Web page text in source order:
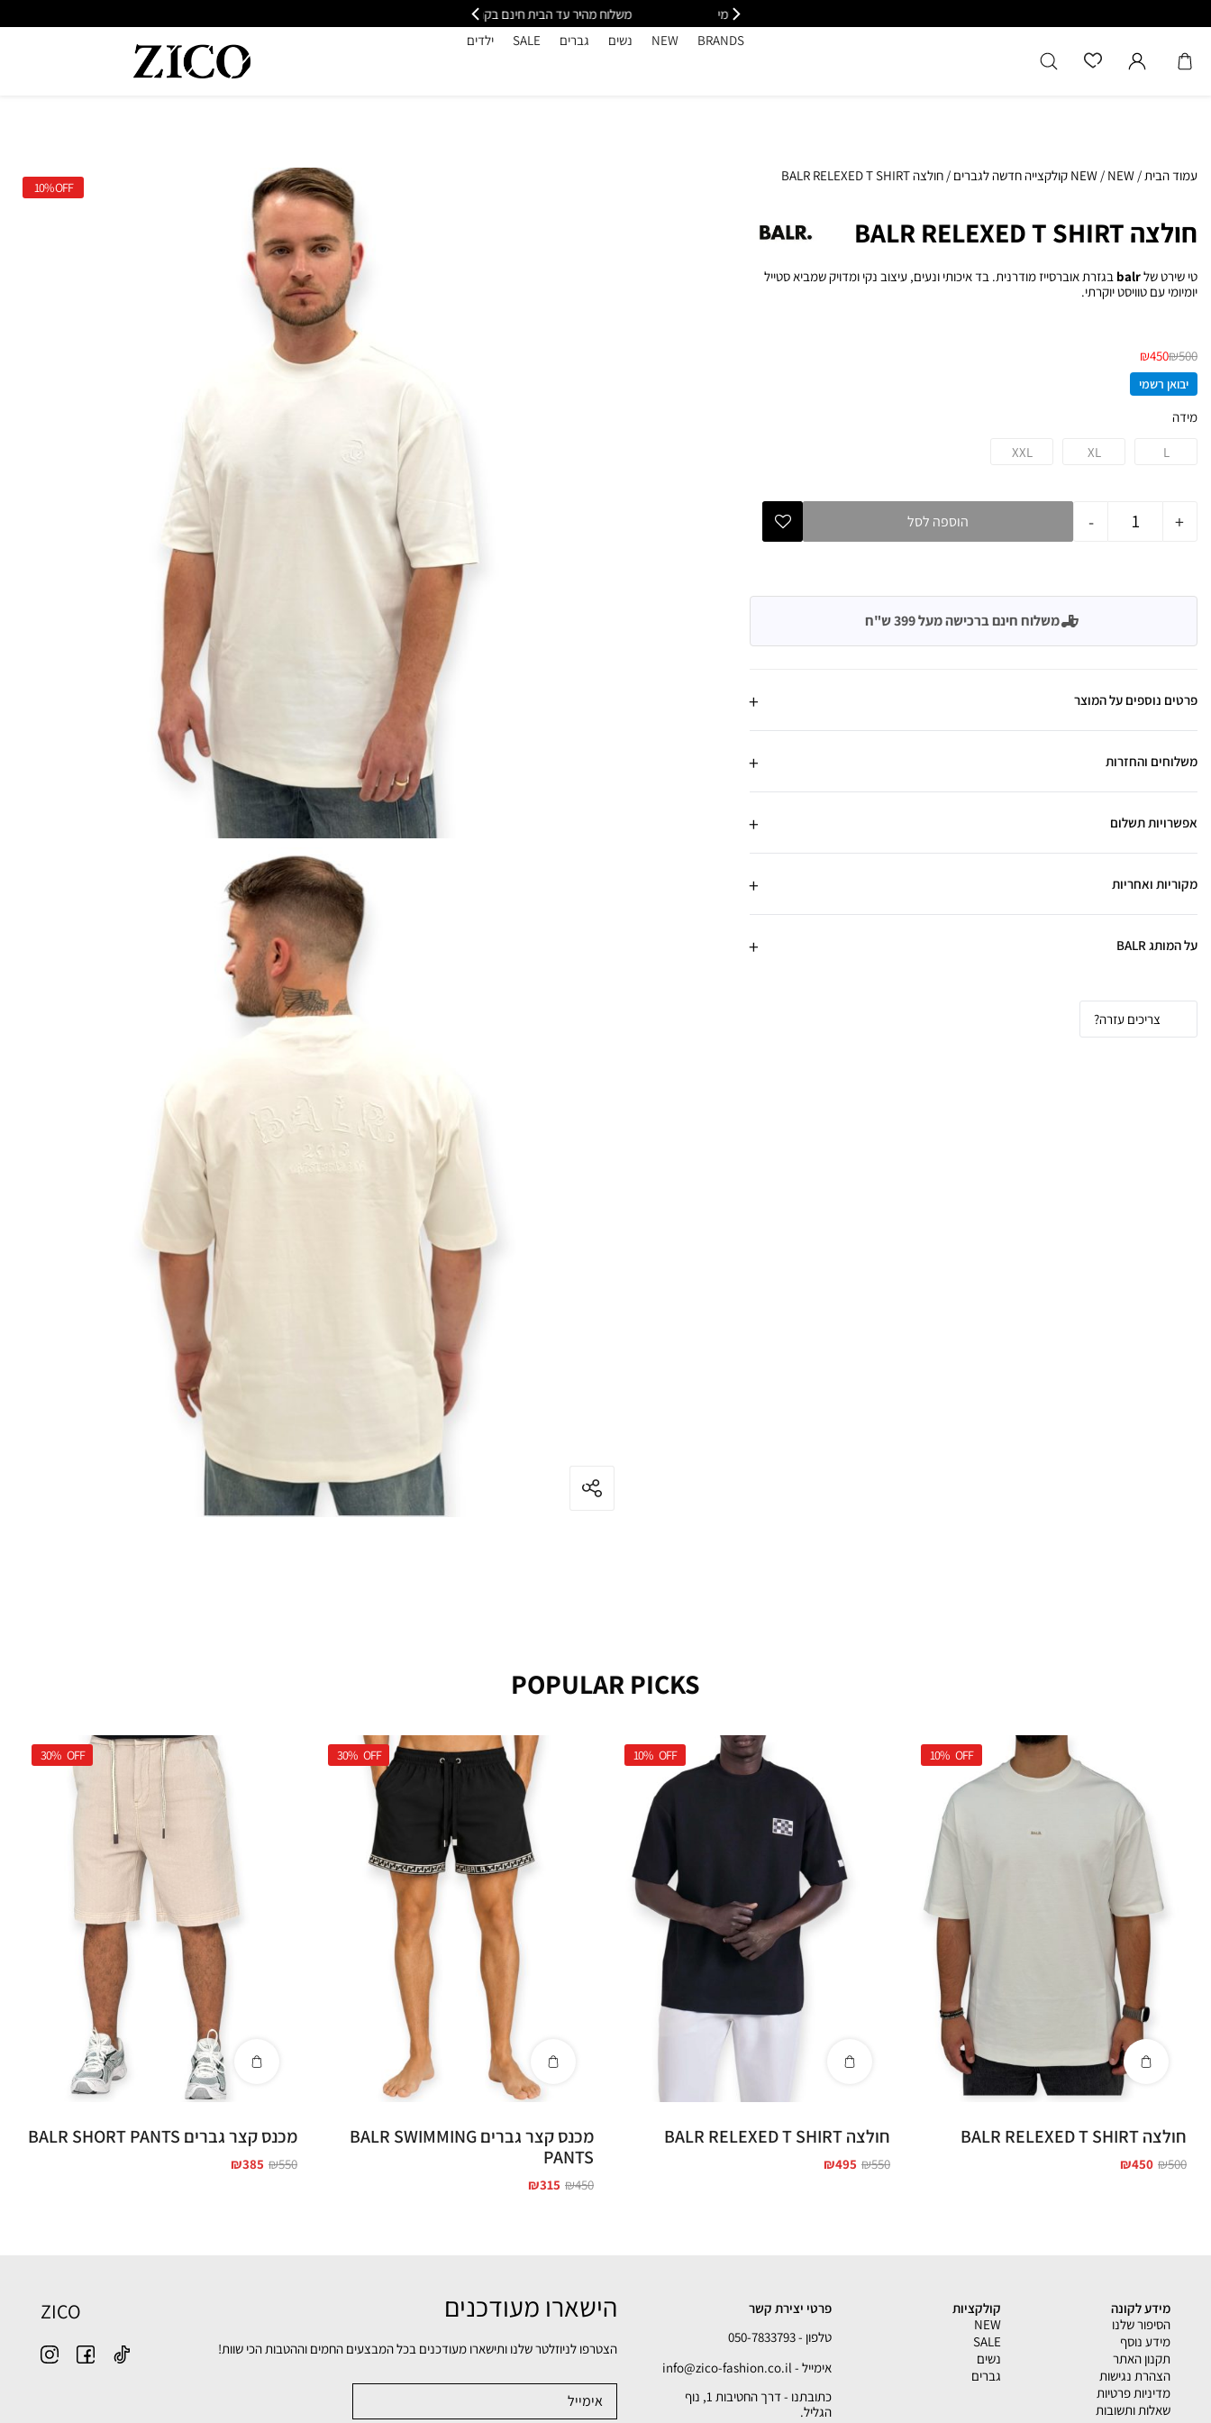
משלוח מהיר עד הבית חינם בקנייה מעל 399
BRANDS
NEW נשים גברים SALE ילדים
10%OFF
עמוד הבית/
NEW
/ NEW קולקצייה חדשה לגברים / חולצה BALR RELEXED T SHIRT
חולצה BALR RELEXED T SHIRT
טי שירט שלbalr בגזרת אוברסייז מודרנית. בד איכותי ונעים, עיצוב נקי ומדויק שמביא סטייל
יומיומי עם טוויסט יוקרתי.
₪500
₪450
יבואן רשמי
מידה
L
XL
XXL
- + הוספה לסל
משלוח חינם ברכישה מעל 399 ש"ח
פרטים נוספים על המוצר
משלוחים והחזרות
אפשרויות תשלום
מקוריות ואחריות
על המותג BALR
צריכים עזרה?
POPULAR PICKS
10% OFF
חולצה BALR RELEXED T SHIRT
₪500
₪450
10% OFF
חולצה BALR RELEXED T SHIRT
₪550
₪495
30% OFF
מכנס קצר גברים BALR SWIMMING
PANTS
₪450
₪315
30% OFF
מכנס קצר גברים BALR SHORT PANTS
₪550
₪385
מידע לקונה
הסיפור שלנו
מידע נוסף
תקנון האתר
הצהרת נגישות
מדיניות פרטיות
שאלות ותשובות
קולקציות
NEW
SALE
נשים
גברים
פרטי יצירת קשר
טלפון - 050-7833793
אימייל - info@zico-fashion.co.il
כתובתנו - דרך החטיבות 1, נוף
הגליל.
הישארו מעודכנים
הצטרפו לניוזלטר שלנו ותישארו מעודכנים בכל המבצעים החמים וההטבות הכי שוות!
ZICO